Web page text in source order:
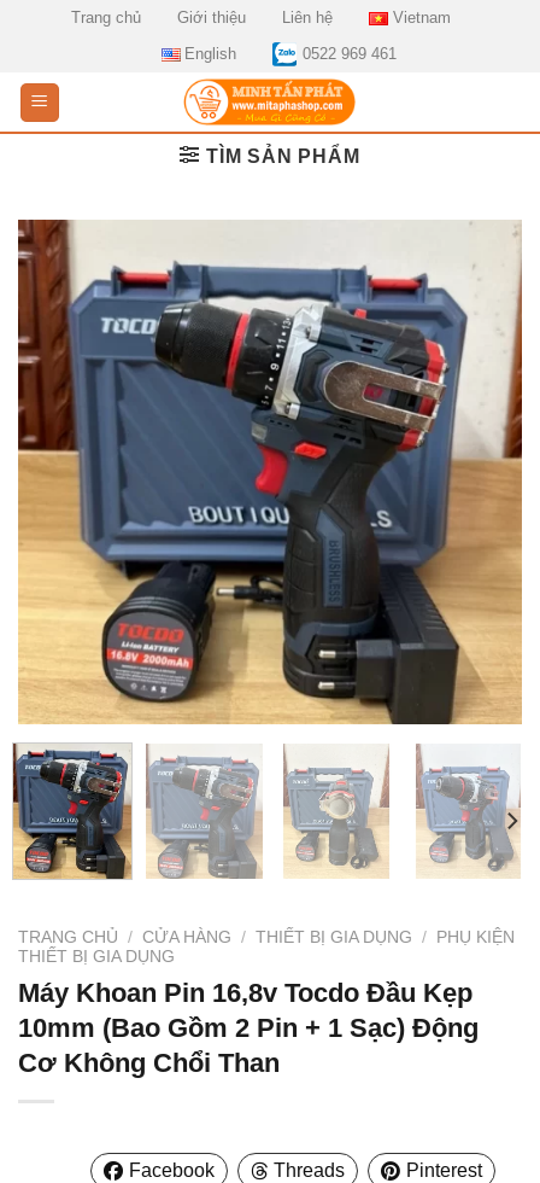
Trang chủ Giới thiệu Liên hệ
Vietnam
English
0522 969 461
TÌM SẢN PHẨM
TRANG CHỦ / CỬA HÀNG / THIẾT BỊ GIA DỤNG /
PHỤ KIỆN
THIẾT BỊ GIA DỤNG
Máy Khoan Pin 16,8v Tocdo Đầu Kẹp
10mm (Bao Gồm 2 Pin + 1 Sạc) Động
Cơ Không Chổi Than
Facebook Threads Pinterest